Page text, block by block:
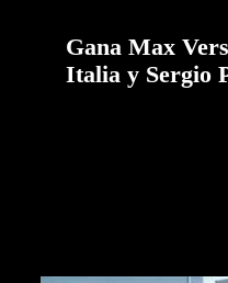
Gana Max
Italia y Sergio